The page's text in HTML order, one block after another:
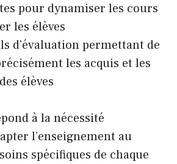
pour dynamiser les cours
les élèves
d’évaluation permettant de
les acquis et les
élèves
à la nécessité
l’enseignement au
spécifiques de chaque